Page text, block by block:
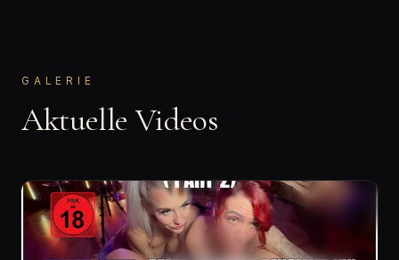
GALERIE
Aktuelle Videos